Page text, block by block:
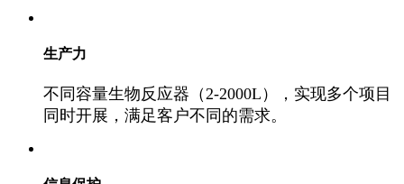
生产力
不同容量生物反应器（2-2000L），实现多个项目
同时开展，满足客户不同的需求。